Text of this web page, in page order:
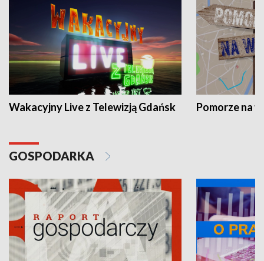
Wakacyjny Live z Telewizją Gdańsk Pomorze na
GOSPODARKA